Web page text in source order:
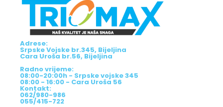
Adrese:
Srpske Vojske br.345, Bijeljina
Cara Uroša br.56, Bijeljina
Radno vrijeme:
08:00-20:00h - Srpske vojske 345
08:00 - 16:00 - Cara Uroša 56
Kontakt:
062/980-986
055/415-722